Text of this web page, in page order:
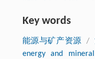
Key words
能源与矿产资源 /
energy and